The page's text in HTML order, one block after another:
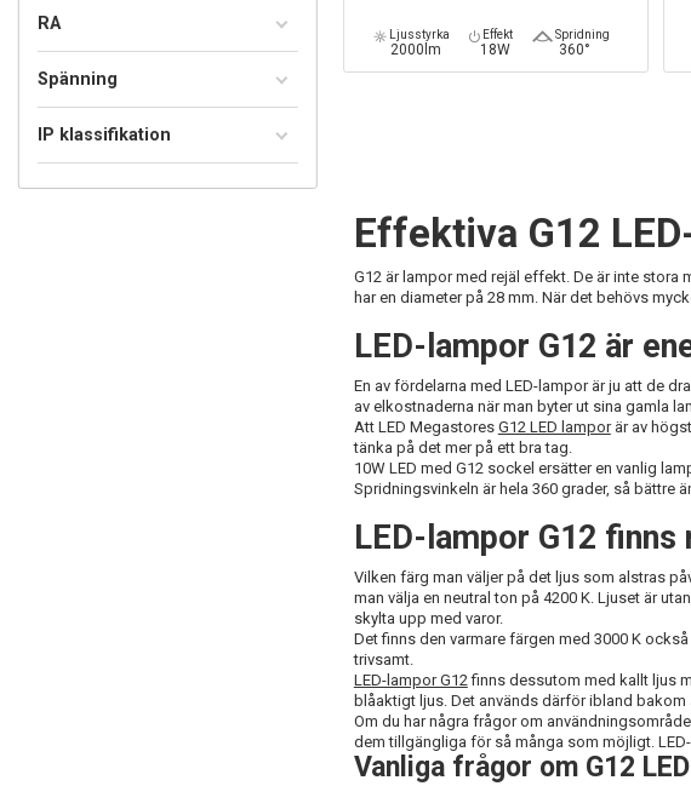
Ljusstyrka
2000lm
Effekt
18W
Spridning
360°
Effektiva G12
G12 är lampor med rejäl effekt. De är inte stora
har en diameter på 28 mm. När det behövs
LED-lampor G12 är
En av fördelarna med LED-lampor är ju att de
av elkostnaderna när man byter ut sina gamla
Att LED Megastores G12 LED lamporär av
tänka på det mer på ett bra tag.
10W LED med G12 sockel ersätter en vanlig
Spridningsvinkeln är hela 360 grader, så bättre
LED-lampor G12
Vilken färg man väljer på det ljus som alstras
man välja en neutral ton på 4200 K. Ljuset är
skylta upp med varor.
Det finns den varmare färgen med 3000 K
trivsamt.
LED-lampor G12finns dessutom med kallt ljus
blåaktigt ljus. Det används därför ibland
Om du har några frågor om
dem tillgängliga för så många som möjligt.
Vanliga frågor om G12
RA
Spänning
IP klassifikation